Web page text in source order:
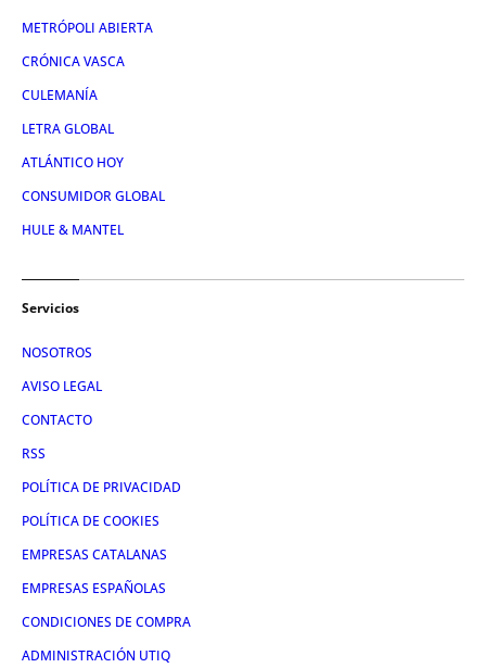
METRÓPOLI ABIERTA
CRÓNICA VASCA
CULEMANÍA
LETRA GLOBAL
ATLÁNTICO HOY
CONSUMIDOR GLOBAL
HULE & MANTEL
Servicios
NOSOTROS
AVISO LEGAL
CONTACTO
RSS
POLÍTICA DE PRIVACIDAD
POLÍTICA DE COOKIES
EMPRESAS CATALANAS
EMPRESAS ESPAÑOLAS
CONDICIONES DE COMPRA
ADMINISTRACIÓN UTIQ